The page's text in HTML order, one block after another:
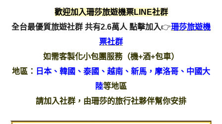
歡迎加入珊莎旅遊機票LINE社群
全台最優質旅遊社群 共有2.6萬人 點擊加入👉珊莎旅遊機
票社群
如需客製化小包團服務（機+酒+包車）
地區： 日本、韓國、泰國、越南、新馬，摩洛哥、中國大
陸等地區
請加入社群，由珊莎的旅行社夥伴幫你安排